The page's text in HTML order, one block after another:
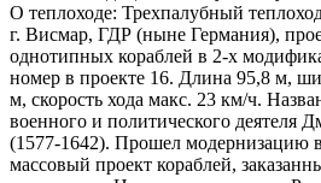
О теплоходе: Трехпалубный
г. Висмар, ГДР (ныне Германия),
однотипных кораблей в 2-х
номер в проекте 16. Длина 95,8 м,
м, скорость хода макс. 23 км/ч.
военного и политического деятеля
(1577-1642). Прошел модернизацию
массовый проект кораблей,